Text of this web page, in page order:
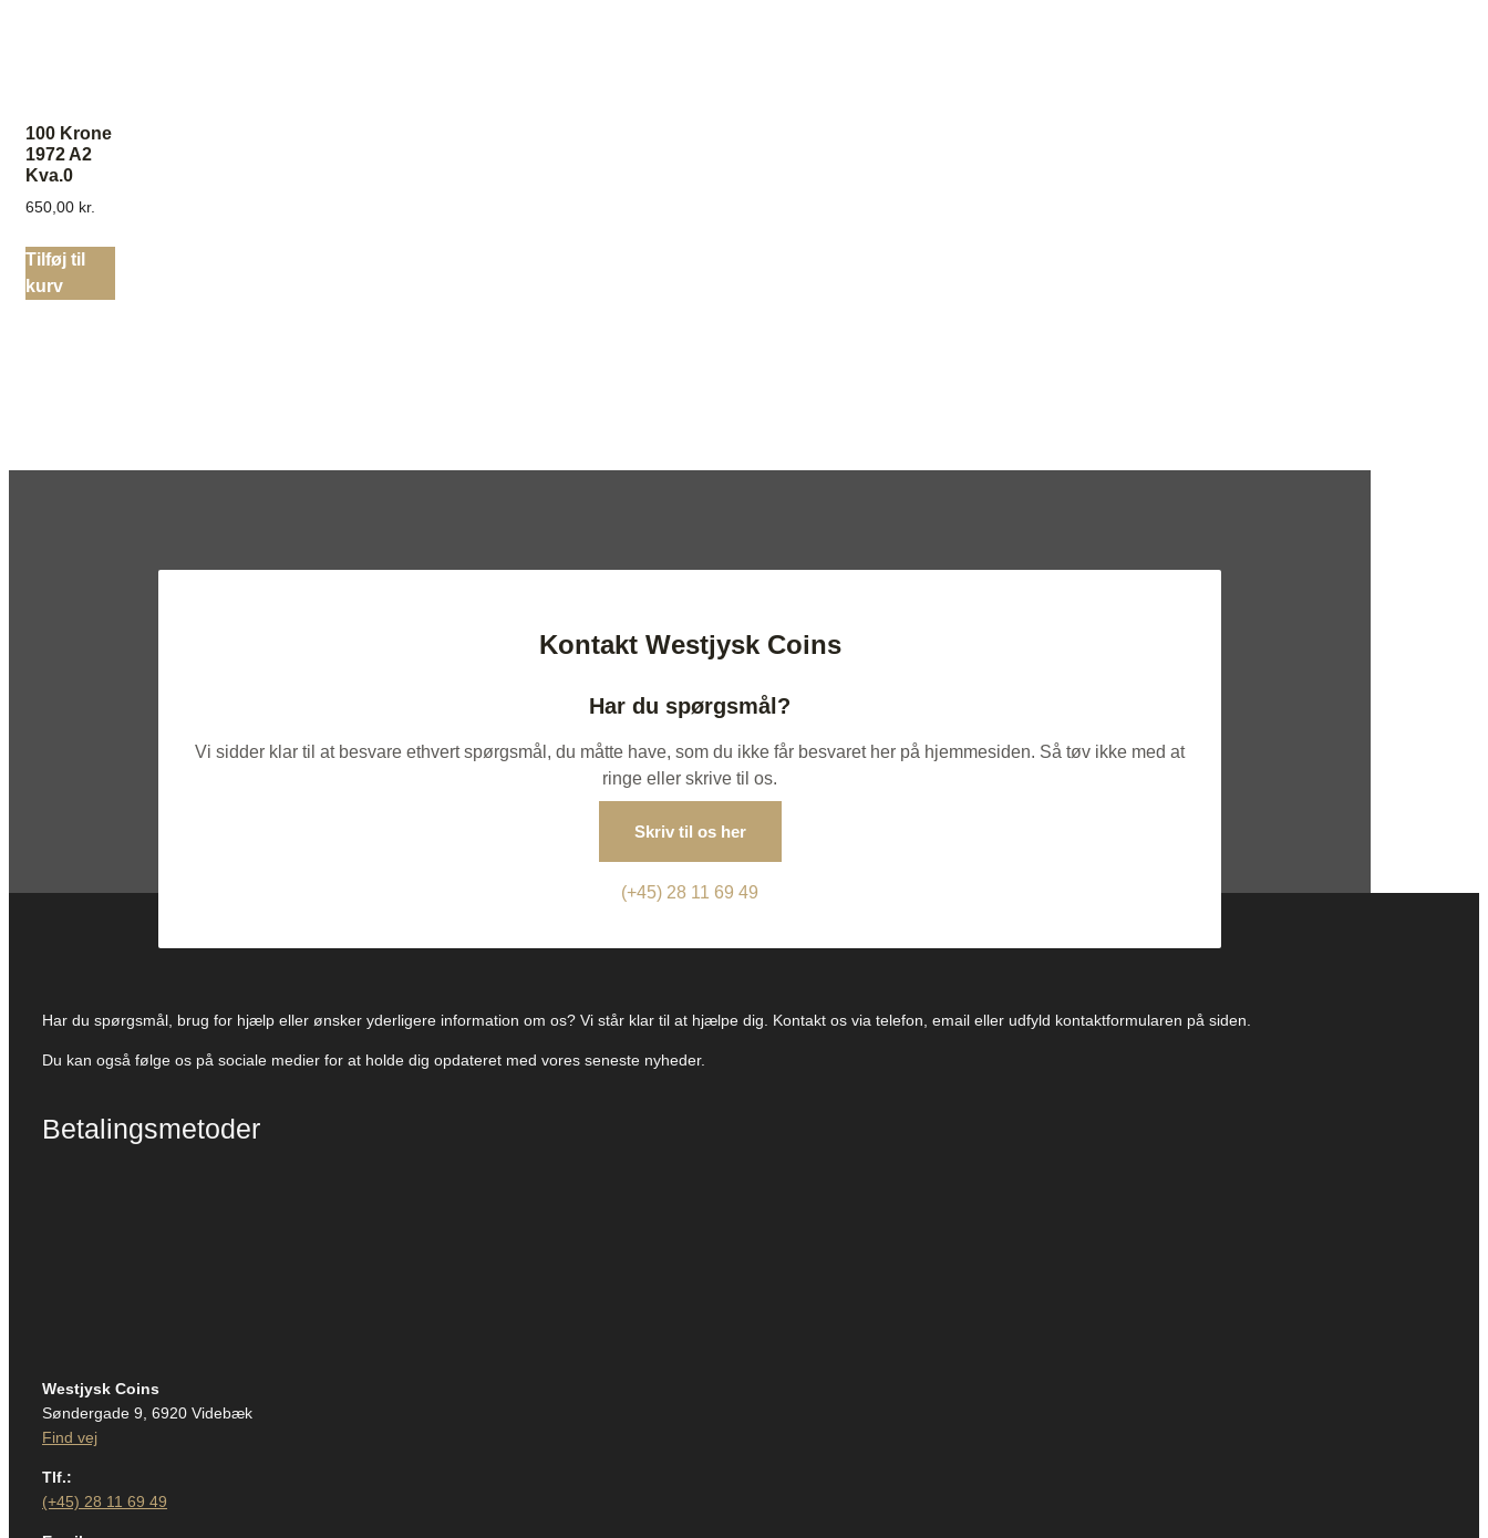
100 Krone
1972 A2
Kva.0
650,00 kr.
Tilføj til
kurv
Kontakt Westjysk Coins
Har du spørgsmål?
Vi sidder klar til at besvare ethvert spørgsmål, du måtte have, som du ikke får besvaret her på hjemmesiden. Så tøv ikke med at
ringe eller skrive til os.
Skriv til os her
(+45) 28 11 69 49
Har du spørgsmål, brug for hjælp eller ønsker yderligere information om os? Vi står klar til at hjælpe dig. Kontakt os via telefon, email eller udfyld kontaktformularen på siden.
Du kan også følge os på sociale medier for at holde dig opdateret med vores seneste nyheder.
Betalingsmetoder
Westjysk Coins
Søndergade 9, 6920 Videbæk
Find vej
Tlf.:
(+45) 28 11 69 49